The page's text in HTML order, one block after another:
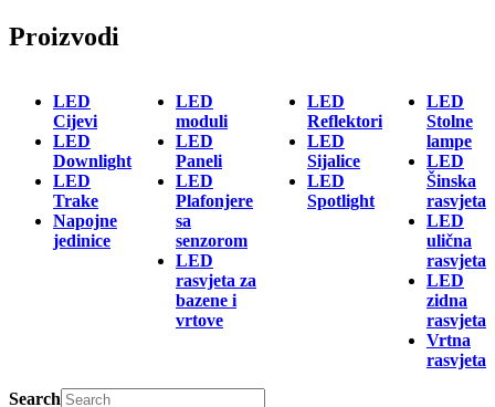
Proizvodi
LED
Cijevi
LED
Downlight
LED
Trake
Napojne
jedinice
LED
moduli
LED
Paneli
LED
Plafonjere
sa
senzorom
LED
rasvjeta za
bazene i
vrtove
LED
Reflektori
LED
Sijalice
LED
Spotlight
LED
Stolne
lampe
LED
Šinska
rasvjeta
LED
ulična
rasvjeta
LED
zidna
rasvjeta
Vrtna
rasvjeta
Search